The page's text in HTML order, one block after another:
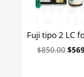
$850.00 $